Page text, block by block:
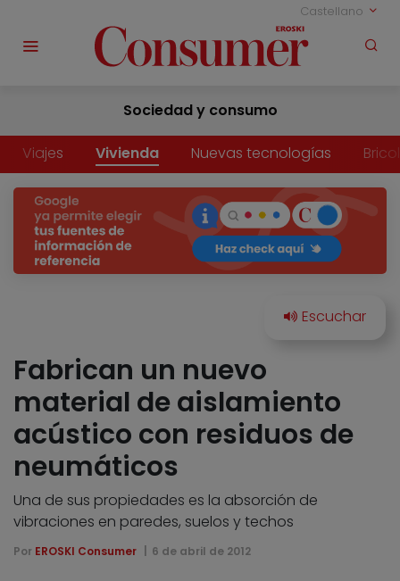
Castellano
Sociedad y consumo
Viajes Vivienda Nuevas tecnologías
Fabrican un nuevo
material de aislamiento
acústico con residuos de
neumáticos
Una de sus propiedades es la absorción de
vibraciones en paredes, suelos y techos
Por EROSKI Consumer 6 de abril de 2012